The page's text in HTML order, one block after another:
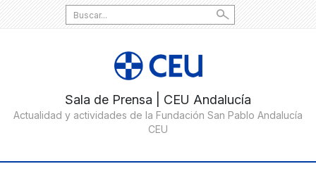
Search
for: